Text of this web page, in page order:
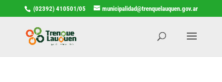
(02392) 410501/05 municipalidad@trenquelauquen.gov.ar